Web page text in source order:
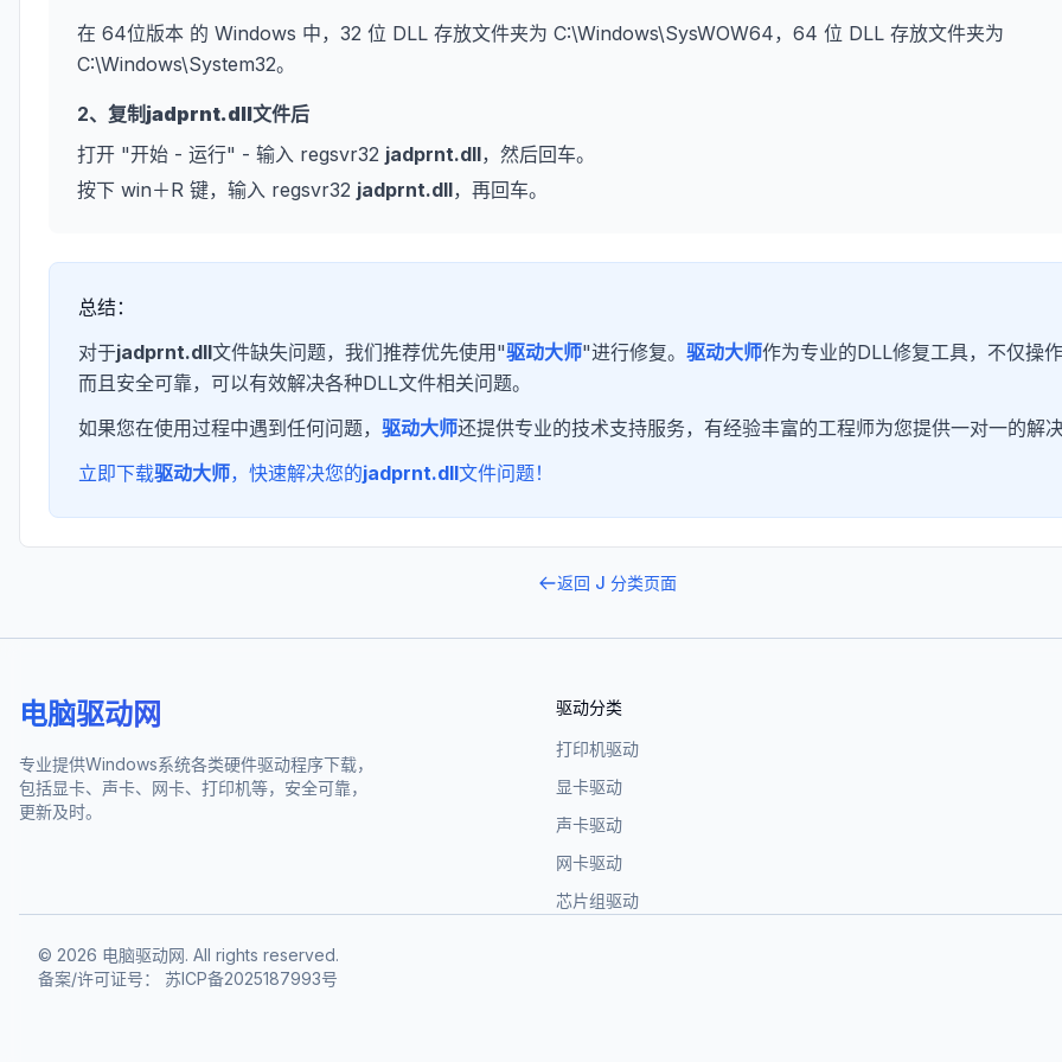
在 64位版本 的 Windows 中，32 位 DLL 存放文件夹为 C:\Windows\SysWOW64，64 位 DLL 存放文件夹为
C:\Windows\System32。
2、复制 jadprnt.dll文件后
打开 "开始 - 运行" - 输入 regsvr32 jadprnt.dll，然后回车。
按下 win＋R 键，输入 regsvr32 jadprnt.dll，再回车。
总结：
对于jadprnt.dll文件缺失问题，我们推荐优先使用"驱动大师"进行修复。 驱动大师作为专业的DLL修复工具，不仅操作
而且安全可靠，可以有效解决各种DLL文件相关问题。
如果您在使用过程中遇到任何问题， 驱动大师还提供专业的技术支持服务，有经验丰富的工程师为您提供一对一的解决
立即下载驱动大师，快速解决您的jadprnt.dll文件问题！
返回 J 分类页面
电脑驱动网
专业提供Windows系统各类硬件驱动程序下载，
包括显卡、声卡、网卡、打印机等，安全可靠，
更新及时。
驱动分类
打印机驱动
显卡驱动
声卡驱动
网卡驱动
芯片组驱动
© 2026 电脑驱动网. All rights reserved.
备案/许可证号：
苏ICP备2025187993号